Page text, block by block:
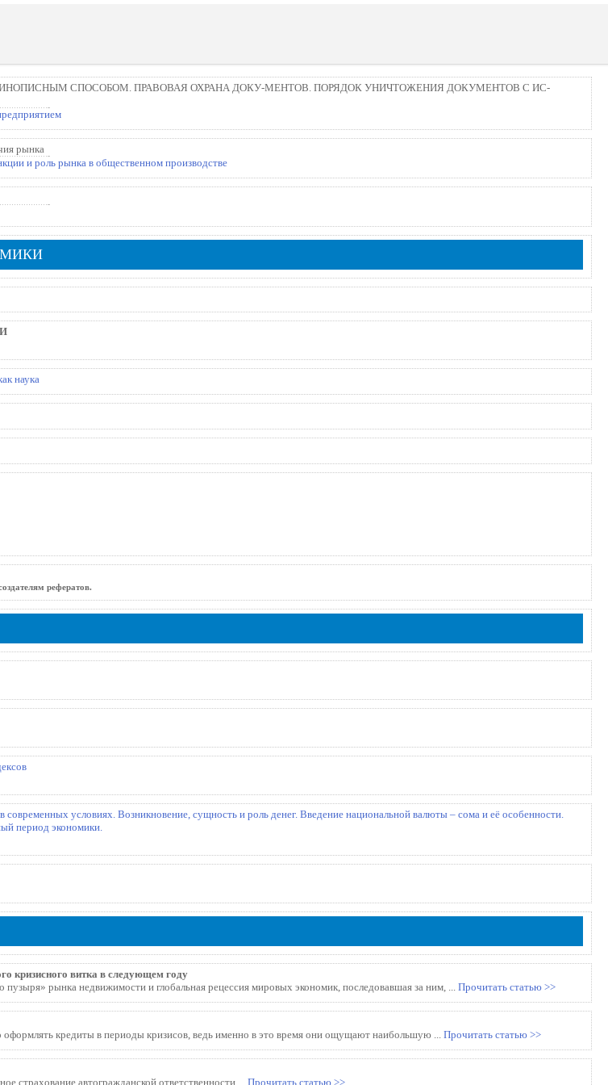
СПОСОБОМ. ПРАВОВАЯ ОХРАНА ДОКУ-МЕНТОВ. ПОРЯДОК УНИЧТОЖЕНИЯ ДОКУМЕНТОВ С ИС-
рынка
и роль рынка в общественном производстве
наука
рефератов.
условиях. Возникновение, сущность и роль денег. Введение национальной валюты – сома и её особенности.
период экономики.
кризисного витка в следующем году
рынка недвижимости и глобальная рецессия мировых экономик, последовавшая за ним, ...Прочитать статью >>
кредиты в периоды кризисов, ведь именно в это время они ощущают наибольшую ...Прочитать статью >>
страхование автогражданской ответственности.... Прочитать статью >>